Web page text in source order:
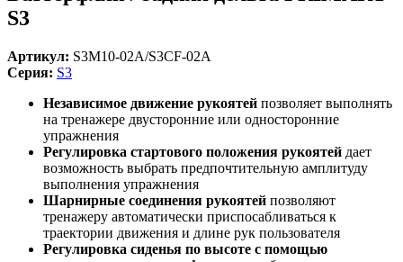
S3
Артикул: S3M10-02A/S3CF-02A
Серия: S3
Независимое движение рукоятей позволяет выполнять
на тренажере двусторонние или односторонние
упражнения
Регулировка стартового положения рукоятей дает
возможность выбрать предпочтительную амплитуду
выполнения упражнения
Шарнирные соединения рукоятей позволяют
тренажеру автоматически приспосабливаться к
траектории движения и длине рук пользователя
Регулировка сиденья по высоте с помощью